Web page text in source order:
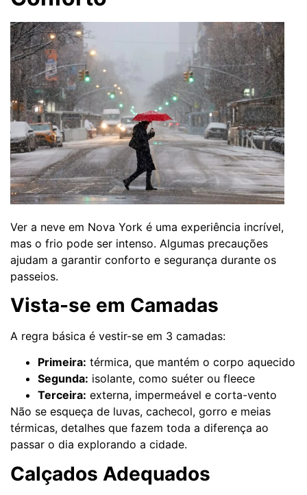
Ver a neve em Nova York é uma experiência incrível,
mas o frio pode ser intenso. Algumas precauções
ajudam a garantir conforto e segurança durante os
passeios.
Vista-se em Camadas
A regra básica é vestir-se em 3 camadas:
Primeira: térmica, que mantém o corpo aquecido
Segunda: isolante, como suéter ou fleece
Terceira: externa, impermeável e corta-vento
Não se esqueça de luvas, cachecol, gorro e meias
térmicas, detalhes que fazem toda a diferença ao
passar o dia explorando a cidade.
Calçados Adequados